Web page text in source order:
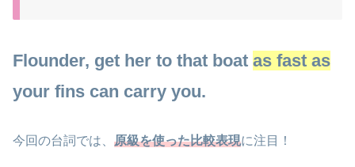
Flounder, get her to that boat as fast as
your fins can carry you.
今回の台詞では、 原級を使った比較表現に注目！